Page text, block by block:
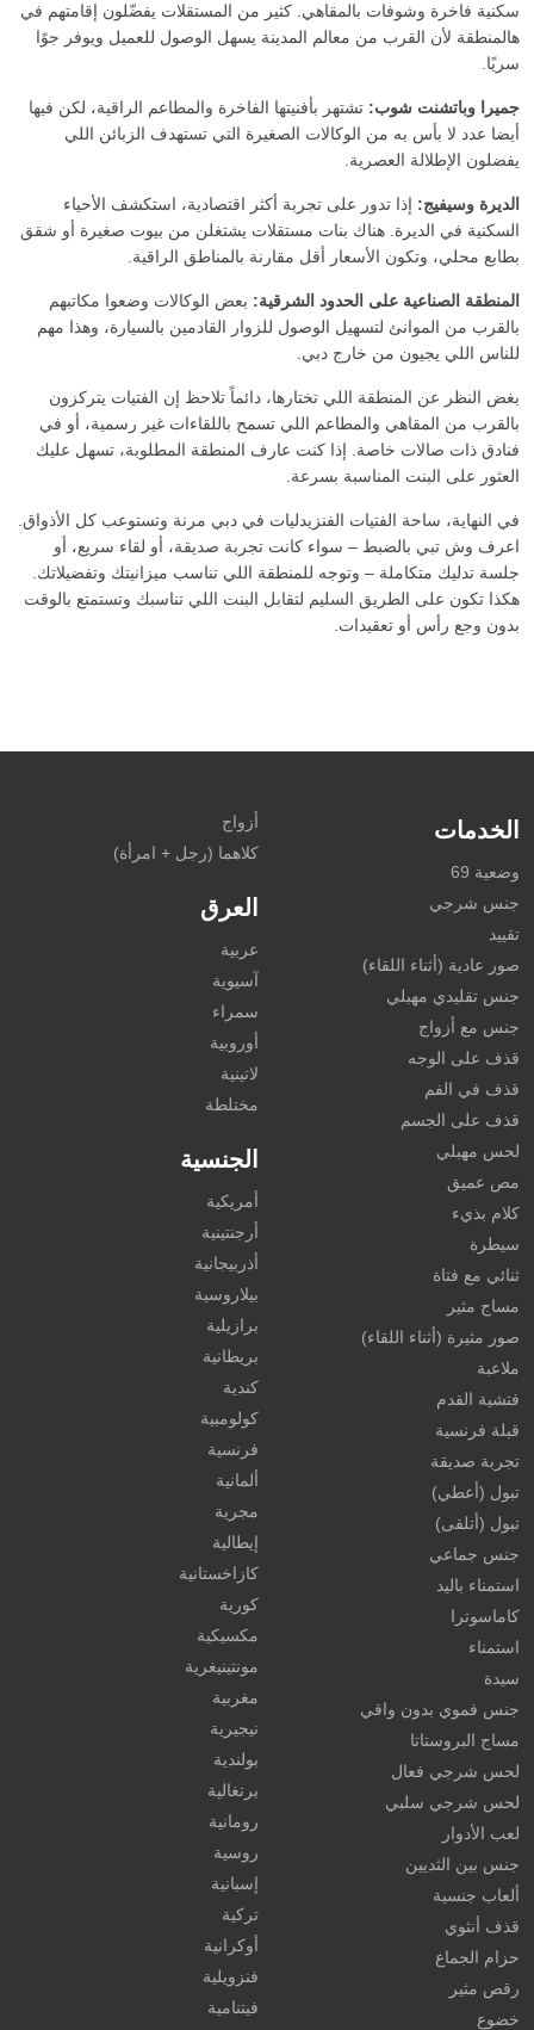
سكنية فاخرة وشوفات بالمقاهي. كثير من المستقلات يفضّلون إقامتهم في
هالمنطقة لأن القرب من معالم المدينة يسهل الوصول للعميل ويوفر جوًا
سريًا.
جميرا وباتشنت شوب: تشتهر بأفنيتها الفاخرة والمطاعم الراقية، لكن فيها
أيضا عدد لا بأس به من الوكالات الصغيرة التي تستهدف الزبائن اللي
يفضلون الإطلالة العصرية.
الديرة وسيفيج: إذا تدور على تجربة أكثر اقتصادية، استكشف الأحياء
السكنية في الديرة. هناك بنات مستقلات يشتغلن من بيوت صغيرة أو شقق
بطابع محلي، وتكون الأسعار أقل مقارنة بالمناطق الراقية.
المنطقة الصناعية على الحدود الشرقية: بعض الوكالات وضعوا مكاتبهم
بالقرب من الموانئ لتسهيل الوصول للزوار القادمين بالسيارة، وهذا مهم
للناس اللي يجيون من خارج دبي.
بغض النظر عن المنطقة اللي تختارها، دائماً تلاحظ إن الفتيات يتركزون
بالقرب من المقاهي والمطاعم اللي تسمح باللقاءات غير رسمية، أو في
فنادق ذات صالات خاصة. إذا كنت عارف المنطقة المطلوبة، تسهل عليك
العثور على البنت المناسبة بسرعة.
في النهاية، ساحة الفتيات الفنزيدليات في دبي مرنة وتستوعب كل الأذواق.
اعرف وش تبي بالضبط – سواء كانت تجربة صديقة، أو لقاء سريع، أو
جلسة تدليك متكاملة – وتوجه للمنطقة اللي تناسب ميزانيتك وتفضيلاتك.
هكذا تكون على الطريق السليم لتقابل البنت اللي تناسبك وتستمتع بالوقت
بدون وجع رأس أو تعقيدات.
الخدمات
وضعية 69
جنس شرجي
تقييد
صور عادية (أثناء اللقاء)
جنس تقليدي مهبلي
جنس مع أزواج
قذف على الوجه
قذف في الفم
قذف على الجسم
لحس مهبلي
مص عميق
كلام بذيء
سيطرة
ثنائي مع فتاة
مساج مثير
صور مثيرة (أثناء اللقاء)
ملاعبة
فتشية القدم
قبلة فرنسية
تجربة صديقة
تبول (أعطي)
تبول (أتلقى)
جنس جماعي
استمناء باليد
كاماسوترا
استمناء
سيدة
جنس فموي بدون واقي
مساج البروستاتا
لحس شرجي فعال
لحس شرجي سلبي
لعب الأدوار
جنس بين الثديين
ألعاب جنسية
قذف أنثوي
حزام الجماع
رقص مثير
خضوع
أزواج
كلاهما (رجل + امرأة)
العرق
عربية
آسيوية
سمراء
أوروبية
لاتينية
مختلطة
الجنسية
أمريكية
أرجنتينية
أذربيجانية
بيلاروسية
برازيلية
بريطانية
كندية
كولومبية
فرنسية
ألمانية
مجرية
إيطالية
كازاخستانية
كورية
مكسيكية
مونتينيغرية
مغربية
نيجيرية
بولندية
برتغالية
رومانية
روسية
إسبانية
تركية
أوكرانية
فنزويلية
فيتنامية